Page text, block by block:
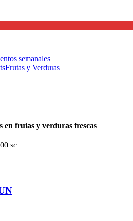
semanales
Frutas y Verduras
en frutas y verduras frescas
00 sc